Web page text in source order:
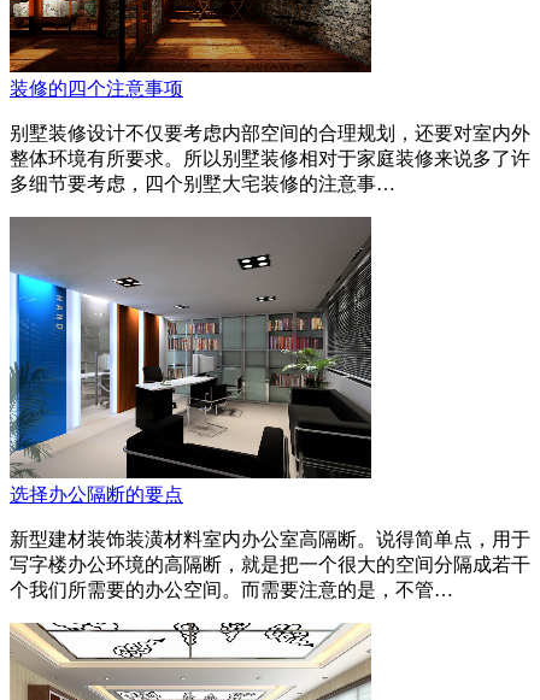
装修的四个注意事项
别墅装修设计不仅要考虑内部空间的合理规划，还要对室内外
整体环境有所要求。所以别墅装修相对于家庭装修来说多了许
多细节要考虑，四个别墅大宅装修的注意事…
选择办公隔断的要点
新型建材装饰装潢材料室内办公室高隔断。说得简单点，用于
写字楼办公环境的高隔断，就是把一个很大的空间分隔成若干
个我们所需要的办公空间。而需要注意的是，不管…